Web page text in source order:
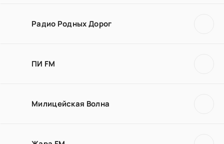
Радио Родных Дорог
ПИ FM
Милицейская Волна